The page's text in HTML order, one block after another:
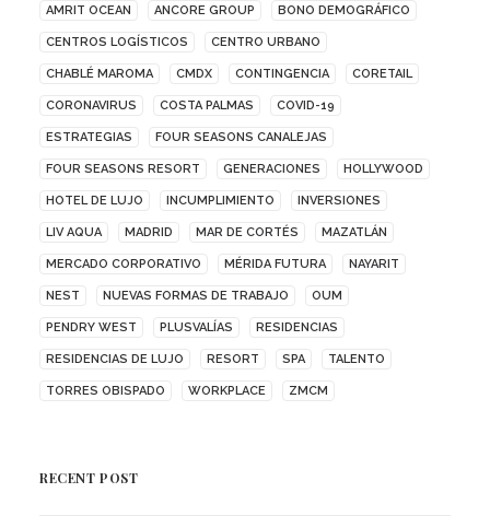
AMRIT OCEAN ANCORE GROUP BONO DEMOGRÁFICO
CENTROS LOGÍSTICOS CENTRO URBANO
CHABLÉ MAROMA CMDX CONTINGENCIA CORETAIL
CORONAVIRUS COSTA PALMAS COVID-19
ESTRATEGIAS FOUR SEASONS CANALEJAS
FOUR SEASONS RESORT GENERACIONES HOLLYWOOD
HOTEL DE LUJO INCUMPLIMIENTO INVERSIONES
LIV AQUA MADRID MAR DE CORTÉS MAZATLÁN
MERCADO CORPORATIVO MÉRIDA FUTURA NAYARIT
NEST NUEVAS FORMAS DE TRABAJO OUM
PENDRY WEST PLUSVALÍAS RESIDENCIAS
RESIDENCIAS DE LUJO RESORT SPA TALENTO
TORRES OBISPADO WORKPLACE ZMCM
RECENT POST